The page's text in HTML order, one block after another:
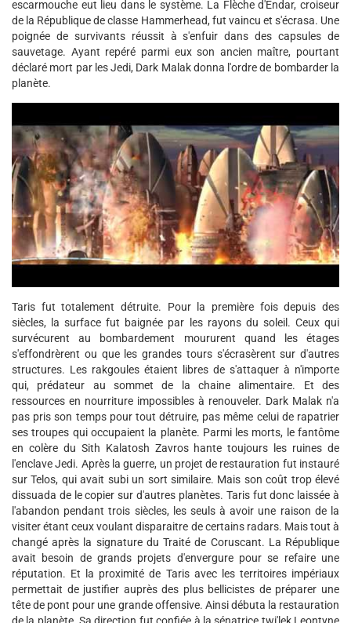
escarmouche eut lieu dans le système. La Flèche d'Endar, croiseur
de la République de classe Hammerhead, fut vaincu et s'écrasa. Une
poignée de survivants réussit à s'enfuir dans des capsules de
sauvetage. Ayant repéré parmi eux son ancien maître, pourtant
déclaré mort par les Jedi, Dark Malak donna l'ordre de bombarder la
planète.
Taris fut totalement détruite. Pour la première fois depuis des
siècles, la surface fut baignée par les rayons du soleil. Ceux qui
survécurent au bombardement moururent quand les étages
s'effondrèrent ou que les grandes tours s'écrasèrent sur d'autres
structures. Les rakgoules étaient libres de s'attaquer à n'importe
qui, prédateur au sommet de la chaine alimentaire. Et des
ressources en nourriture impossibles à renouveler. Dark Malak n'a
pas pris son temps pour tout détruire, pas même celui de rapatrier
ses troupes qui occupaient la planète. Parmi les morts, le fantôme
en colère du Sith Kalatosh Zavros hante toujours les ruines de
l'enclave Jedi. Après la guerre, un projet de restauration fut instauré
sur Telos, qui avait subi un sort similaire. Mais son coût trop élevé
dissuada de le copier sur d'autres planètes. Taris fut donc laissée à
l'abandon pendant trois siècles, les seuls à avoir une raison de la
visiter étant ceux voulant disparaitre de certains radars. Mais tout à
changé après la signature du Traité de Coruscant. La République
avait besoin de grands projets d'envergure pour se refaire une
réputation. Et la proximité de Taris avec les territoires impériaux
permettait de justifier auprès des plus bellicistes de préparer une
tête de pont pour une grande offensive. Ainsi débuta la restauration